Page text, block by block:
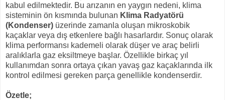
kabul edilmektedir. Bu arızanın en yaygın nedeni, klima
sisteminin ön kısmında bulunan Klima Radyatörü
(Kondenser) üzerinde zamanla oluşan mikroskobik
kaçaklar veya dış etkenlere bağlı hasarlardır. Sonuç olarak
klima performansı kademeli olarak düşer ve araç belirli
aralıklarla gaz eksiltmeye başlar. Özellikle birkaç yıl
kullanımdan sonra ortaya çıkan yavaş gaz kaçaklarında ilk
kontrol edilmesi gereken parça genellikle kondenserdir.
Özetle;